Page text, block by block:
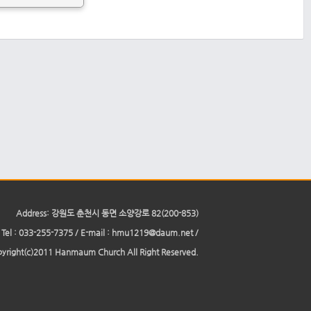
Address: 강원도 춘천시 동면 소양강로 82(200-853)
Tel : 033-255-7375 / E-mail : hmu1219@daum.net /
Hanmaum Church All Right Reserved.